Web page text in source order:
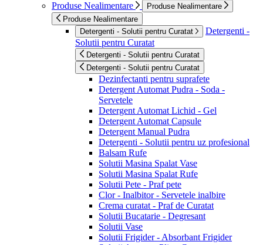
Produse Nealimentare
Produse Nealimentare
Produse Nealimentare
Detergenti - Solutii pentru Curatat
Detergenti -
Solutii pentru Curatat
Detergenti - Solutii pentru Curatat
Detergenti - Solutii pentru Curatat
Dezinfectanti pentru suprafete
Detergent Automat Pudra - Soda -
Servetele
Detergent Automat Lichid - Gel
Detergent Automat Capsule
Detergent Manual Pudra
Detergenti - Solutii pentru uz profesional
Balsam Rufe
Solutii Masina Spalat Vase
Solutii Masina Spalat Rufe
Solutii Pete - Praf pete
Clor - Inalbitor - Servetele inalbire
Crema curatat - Praf de Curatat
Solutii Bucatarie - Degresant
Solutii Vase
Solutii Frigider - Absorbant Frigider